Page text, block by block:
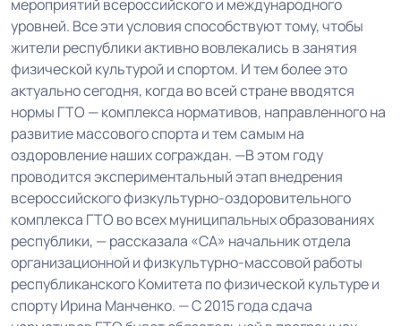
мероприятий всероссийского и международного
уровней. Все эти условия способствуют тому, чтобы
жители республики активно вовлекались в занятия
физической культурой и спортом. И тем более это
актуально сегодня, когда во всей стране вводятся
нормы ГТО — комплекса нормативов, направленного на
развитие массового спорта и тем самым на
оздоровление наших сограждан. —В этом году
проводится экспериментальный этап внедрения
всероссийского физкультурно-оздоровительного
комплекса ГТО во всех муниципальных образованиях
республики, — рассказала «СА» начальник отдела
организационной и физкультурно-массовой работы
республиканского Комитета по физической культуре и
спорту Ирина Манченко. — С 2015 года сдача